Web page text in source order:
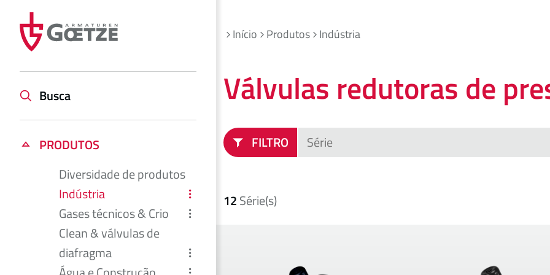
PRODUTOS
Diversidade de produtos
Indústria
Gases técnicos & Crio
Clean & válvulas de
diafragma
Busca
Início Produtos Indústria
Válvulas redutoras de
FILTRO
12Série(s)